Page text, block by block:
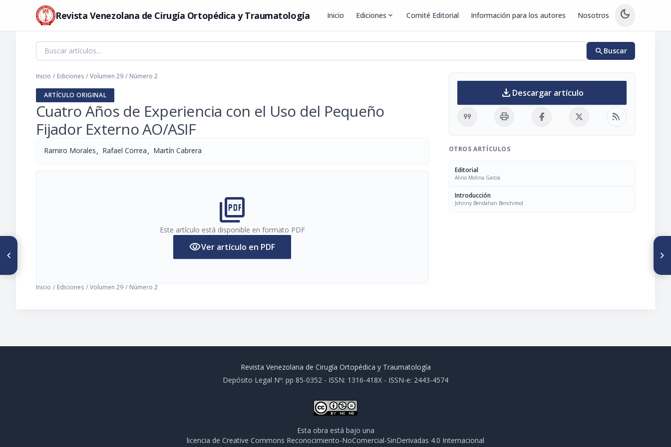
Revista Venezolana de Cirugía Ortopédica y Traumatología Inicio Ediciones expand_more Comité Editorial Información para los autores Nosotros dark_mode
searchBuscar
Inicio / Ediciones / Volumen 29 / Número 2
ARTÍCULO ORIGINAL
Cuatro Años de Experiencia con el Uso del Pequeño
Fijador Externo AO/ASIF
Ramiro Morales, Rafael Correa, Martín Cabrera
picture_as_pdf
Este artículo está disponible en formato PDF
visibilityVer artículo en PDF
Inicio / Ediciones / Volumen 29 / Número 2
download Descargar artículo
format_quote print rss_feed
OTROS ARTÍCULOS
Editorial
Alirio Molina García
Introducción
Johnny Bendahan Benchimol
Revista Venezolana de Cirugía Ortopédica y Traumatología
Depósito Legal Nº: pp 85-0352 - ISSN: 1316-418X - ISSN-e: 2443-4574
Esta obra está bajo una
licencia de Creative Commons Reconocimiento-NoComercial-SinDerivadas 4.0 Internacional